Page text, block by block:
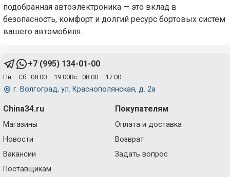
подобранная автоэлектроника — это вклад в
безопасность, комфорт и долгий ресурс бортовых систем
вашего автомобиля.
+7 (995) 134-01-00
Пн.– Сб.: 08:00 – 19:00Вс.: 08:00 – 17:00
г. Волгоград, ул. Краснополянская, д. 2а
China34.ru
Магазины
Новости
Вакансии
Поставщикам
Покупателям
Оплата и доставка
Возврат
Задать вопрос